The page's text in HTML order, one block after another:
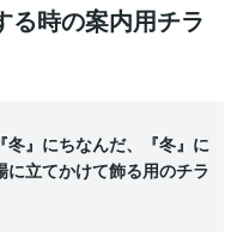
る時の案内用チラ
冬』にちなんだ、『冬』に
立てかけて飾る用のチラ